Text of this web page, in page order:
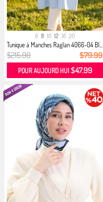
6 8 10 12 16 20
Tunique à Manches Raglan 4066-04 Bl...
$215.00 $79.99
POUR AUJOURD HUI $47.99